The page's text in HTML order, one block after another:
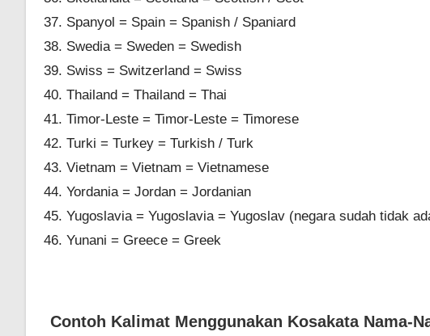
Spanyol = Spain = Spanish / Spaniard
Swedia = Sweden = Swedish
Swiss = Switzerland = Swiss
Thailand = Thailand = Thai
Timor-Leste = Timor-Leste = Timorese
Turki = Turkey = Turkish / Turk
Vietnam = Vietnam = Vietnamese
Yordania = Jordan = Jordanian
Yugoslavia = Yugoslavia = Yugoslav (negara sudah tidak
Yunani = Greece = Greek
Contoh Kalimat Menggunakan Kosakata Nama-